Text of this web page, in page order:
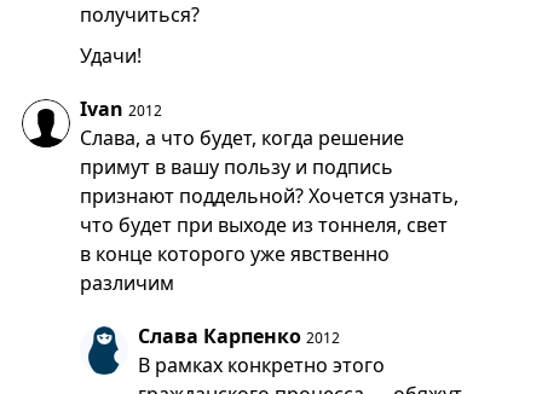
получиться?
Удачи!
Ivan 2012
Слава, а что будет, когда решение
примут в вашу пользу и подпись
признают поддельной? Хочется узнать,
что будет при выходе из тоннеля, свет
в конце которого уже явственно
различим
Слава Карпенко 2012
В рамках конкретно этого